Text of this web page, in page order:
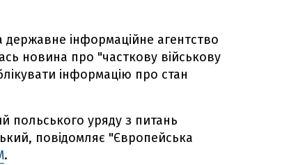
державне інформаційне агентство
новина про "часткову військову
інформацію про стан
польського уряду з питань
повідомляє "Європейська
.